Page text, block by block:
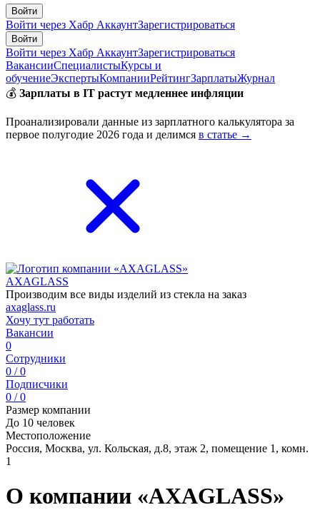
Войти
Войти через Хабр АккаунтЗарегистрироваться
Войти
Войти через Хабр АккаунтЗарегистрироваться
ВакансииСпециалистыКурсы и
обучениеЭкспертыКомпанииРейтингЗарплатыЖурнал
💰 Зарплаты в IT растут медленнее инфляции
Проанализировали данные из зарплатного калькулятора за
первое полугодие 2026 года и делимся в статье →
AXAGLASS
Производим все виды изделий из стекла на заказ
axaglass.ru
Хочу тут работать
Вакансии
0
Сотрудники
0 / 0
Подписчики
0 / 0
Размер компании
До 10 человек
Местоположение
Россия, Москва, ул. Кольская, д.8, этаж 2, помещение 1, комн.
1
О компании «AXAGLASS»